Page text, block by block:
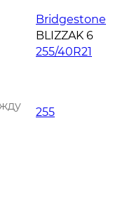
Bridgestone
BLIZZAK 6
255/40R21
255